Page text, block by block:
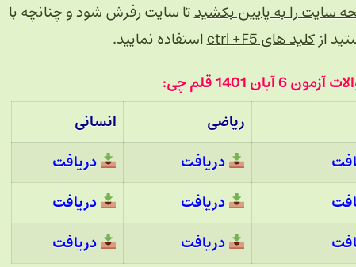
سایت را به پایین بکشیدتا سایت رفرش شود و چنانچه با
ازکلید های ctrl +F5 استفاده نمایید.
6 آبان 1401 قلم چی:
ریاضی
انسانی
دریافت
دریافت
دریافت
دریافت
دریافت دریافت